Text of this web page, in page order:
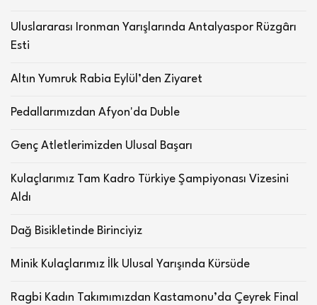
Uluslararası Ironman Yarışlarında Antalyaspor Rüzgârı
Esti
Altın Yumruk Rabia Eylül’den Ziyaret
Pedallarımızdan Afyon'da Duble
Genç Atletlerimizden Ulusal Başarı
Kulaçlarımız Tam Kadro Türkiye Şampiyonası Vizesini
Aldı
Dağ Bisikletinde Birinciyiz
Minik Kulaçlarımız İlk Ulusal Yarışında Kürsüde
Ragbi Kadın Takımımızdan Kastamonu’da Çeyrek Final